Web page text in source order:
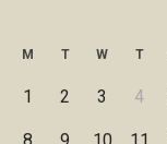
M T W T
1 2 3 4
8 9 10 11